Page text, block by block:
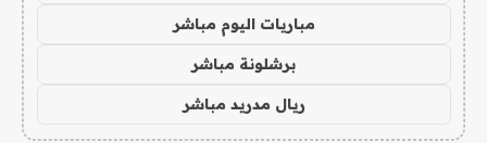
مباريات اليوم مباشر
برشلونة مباشر
ريال مدريد مباشر